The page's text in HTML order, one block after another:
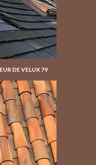
DE VELUX 79